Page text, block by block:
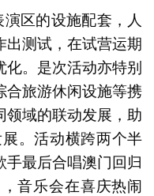
区的设施配套，人
出测试，在试营运期
。是次活动亦特别
合旅游休闲设施等携
领域的联动发展，助
展。活动横跨两个半
手最后合唱澳门回归
音乐会在喜庆热闹